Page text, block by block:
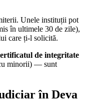
Unele instituții pot
în ultimele 30 de zile),
care ți-l solicită.
de integritate
minorii) — sunt
în Deva